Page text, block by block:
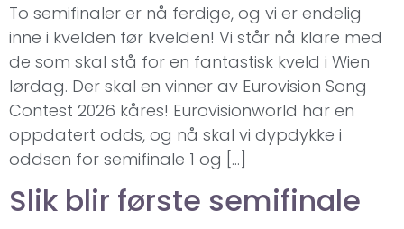
To semifinaler er nå ferdige, og vi er endelig
inne i kvelden før kvelden! Vi står nå klare med
de som skal stå for en fantastisk kveld i Wien
lørdag. Der skal en vinner av Eurovision Song
Contest 2026 kåres! Eurovisionworld har en
oppdatert odds, og nå skal vi dypdykke i
oddsen for semifinale 1 og […]
Slik blir første semifinale